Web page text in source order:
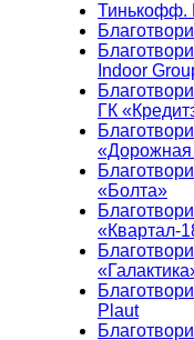
Тинькофф.
Indoor
ГК
«Дорожная
«Болта»
«Квартал-
Plaut